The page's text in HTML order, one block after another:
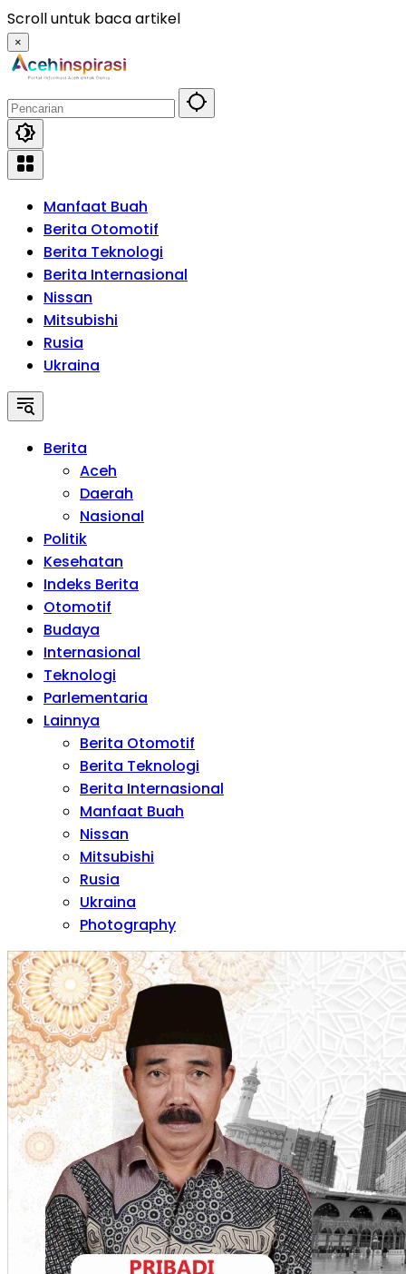
Langsung
ke
konten
Scroll untuk baca artikel
×
Manfaat Buah
Berita Otomotif
Berita Teknologi
Berita Internasional
Nissan
Mitsubishi
Rusia
Ukraina
Berita
Aceh
Daerah
Nasional
Politik
Kesehatan
Indeks Berita
Otomotif
Budaya
Internasional
Teknologi
Parlementaria
Lainnya
Berita Otomotif
Berita Teknologi
Berita Internasional
Manfaat Buah
Nissan
Mitsubishi
Rusia
Ukraina
Photography